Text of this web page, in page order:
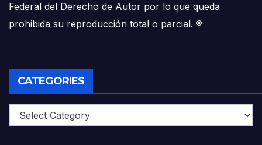
Federal del Derecho de Autor por lo que queda
prohibida su reproducción total o parcial. ®
CATEGORIES
Categories